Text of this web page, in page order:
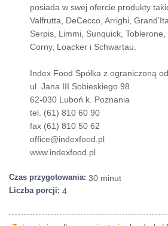
posiada w swej ofercie produkty
Valfrutta, DeCecco, Arrighi,
Serpis, Limmi, Sunquick,
Corny, Loacker i Schwartau.
Index Food Spółka z ograniczoną
ul. Jana III Sobieskiego 98
62-030 Luboń k. Poznania
tel. (61) 810 60 90
fax (61) 810 50 62
office@indexfood.pl
www.indexfood.pl
Czas przygotowania: 30 minut
Liczba porcji: 4